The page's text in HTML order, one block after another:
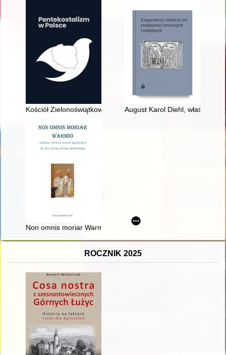
Kościół Zielonoświątkowy w RP wobec kwestii współpracy
August Karol Diehl, właściciel
Non omnis moriar Warmio : jubileusz 50-lecia święceń
ROCZNIK 2025